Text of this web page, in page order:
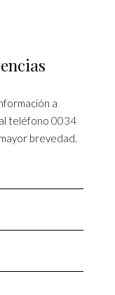
a
teléfono 0034
brevedad.